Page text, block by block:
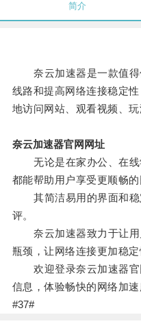
简介
奈云加速器是一款值得
线路和提高网络连接稳定
地访问网站、观看视频、玩
奈云加速器官网网址
无论是在家办公、在线
都能帮助用户享受更顺畅的
其简洁易用的界面和稳
评。
奈云加速器致力于让用
瓶颈，让网络连接更加稳定
欢迎登录奈云加速器官
信息，体验畅快的网络加速
#37#